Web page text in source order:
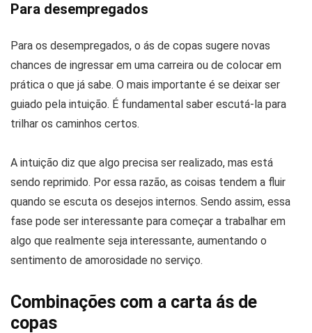
Para desempregados
Para os desempregados, o ás de copas sugere novas
chances de ingressar em uma carreira ou de colocar em
prática o que já sabe. O mais importante é se deixar ser
guiado pela intuição. É fundamental saber escutá-la para
trilhar os caminhos certos.
A intuição diz que algo precisa ser realizado, mas está
sendo reprimido. Por essa razão, as coisas tendem a fluir
quando se escuta os desejos internos. Sendo assim, essa
fase pode ser interessante para começar a trabalhar em
algo que realmente seja interessante, aumentando o
sentimento de amorosidade no serviço.
Combinações com a carta ás de
copas